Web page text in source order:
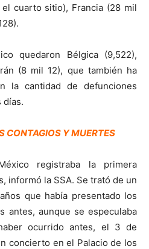
cuarto sitio), Francia (28 mil
quedaron Bélgica (9,522),
(8 mil 12), que también ha
la cantidad de defunciones
días.
CONTAGIOS Y MUERTES
registraba la primera
informó la SSA. Se trató de un
que había presentado los
antes, aunque se especulaba
ocurrido antes, el 3 de
concierto en el Palacio de los